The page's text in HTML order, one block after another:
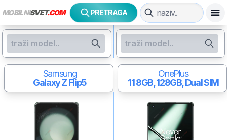
MOBILNISVET.COM PRETRAGA
Samsung
Galaxy Z Flip5
OnePlus
118GB, 128GB, Dual SIM